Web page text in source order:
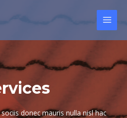
donec mauris nulla nisl hac